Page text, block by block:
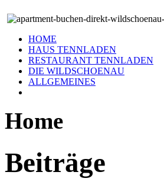
HOME
HAUS TENNLADEN
RESTAURANT TENNLADEN
DIE WILDSCHOENAU
ALLGEMEINES
Home
Beiträge